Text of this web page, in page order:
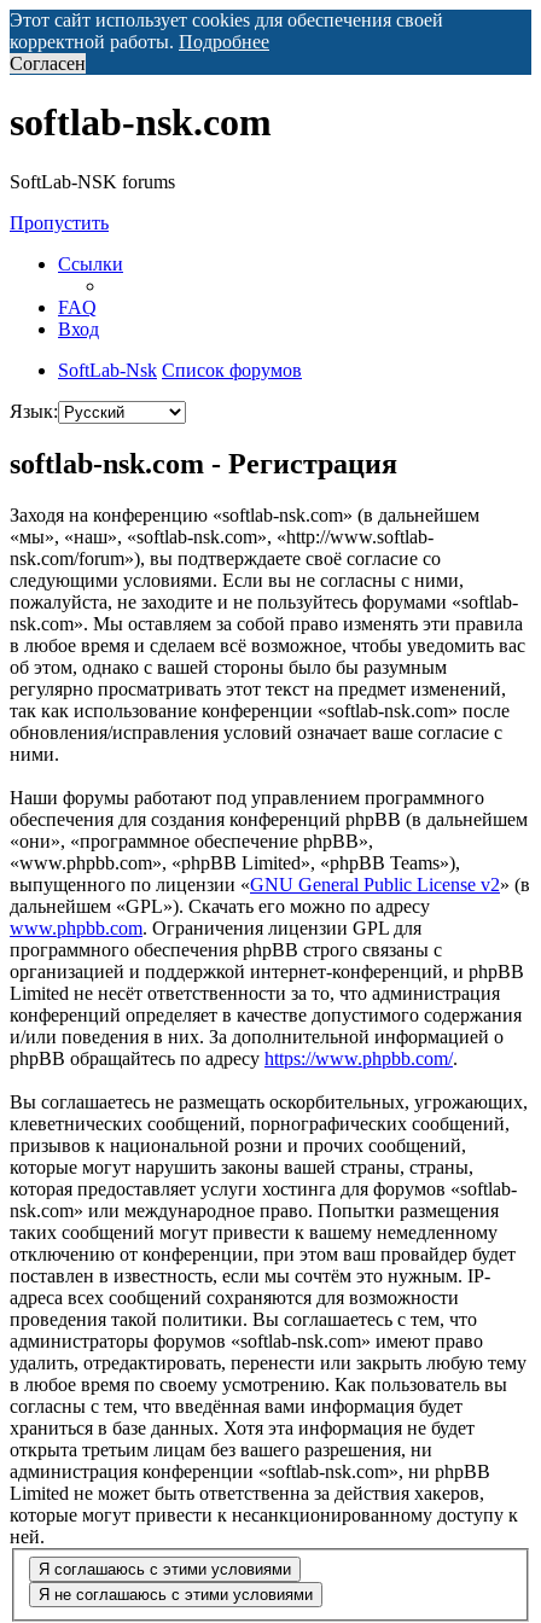
Этот сайт использует cookies для обеспечения своей
корректной работы. Подробнее
Согласен
softlab-nsk.com
SoftLab-NSK forums
Пропустить
Ссылки
FAQ
Вход
SoftLab-Nsk Список форумов
Язык:
softlab-nsk.com - Регистрация
Заходя на конференцию «softlab-nsk.com» (в дальнейшем
«мы», «наш», «softlab-nsk.com», «http://www.softlab-
nsk.com/forum»), вы подтверждаете своё согласие со
следующими условиями. Если вы не согласны с ними,
пожалуйста, не заходите и не пользуйтесь форумами «softlab-
nsk.com». Мы оставляем за собой право изменять эти правила
в любое время и сделаем всё возможное, чтобы уведомить вас
об этом, однако с вашей стороны было бы разумным
регулярно просматривать этот текст на предмет изменений,
так как использование конференции «softlab-nsk.com» после
обновления/исправления условий означает ваше согласие с
ними.
Наши форумы работают под управлением программного
обеспечения для создания конференций phpBB (в дальнейшем
«они», «программное обеспечение phpBB»,
«www.phpbb.com», «phpBB Limited», «phpBB Teams»),
выпущенного по лицензии «GNU General Public License v2» (в
дальнейшем «GPL»). Скачать его можно по адресу
www.phpbb.com. Ограничения лицензии GPL для
программного обеспечения phpBB строго связаны с
организацией и поддержкой интернет-конференций, и phpBB
Limited не несёт ответственности за то, что администрация
конференций определяет в качестве допустимого содержания
и/или поведения в них. За дополнительной информацией о
phpBB обращайтесь по адресу https://www.phpbb.com/.
Вы соглашаетесь не размещать оскорбительных, угрожающих,
клеветнических сообщений, порнографических сообщений,
призывов к национальной розни и прочих сообщений,
которые могут нарушить законы вашей страны, страны,
которая предоставляет услуги хостинга для форумов «softlab-
nsk.com» или международное право. Попытки размещения
таких сообщений могут привести к вашему немедленному
отключению от конференции, при этом ваш провайдер будет
поставлен в известность, если мы сочтём это нужным. IP-
адреса всех сообщений сохраняются для возможности
проведения такой политики. Вы соглашаетесь с тем, что
администраторы форумов «softlab-nsk.com» имеют право
удалить, отредактировать, перенести или закрыть любую тему
в любое время по своему усмотрению. Как пользователь вы
согласны с тем, что введённая вами информация будет
храниться в базе данных. Хотя эта информация не будет
открыта третьим лицам без вашего разрешения, ни
администрация конференции «softlab-nsk.com», ни phpBB
Limited не может быть ответственна за действия хакеров,
которые могут привести к несанкционированному доступу к
ней.